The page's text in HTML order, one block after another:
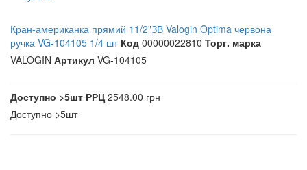
Кран-американка прямий 11/2"ЗВ Valogin Optima червона
ручка VG-104105 1/4 шт Код 00000022810 Торг. марка
VALOGIN Артикул VG-104105
Доступно >5шт РРЦ2548.00 грн
Доступно >5шт